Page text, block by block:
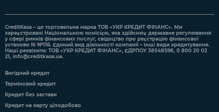
CreditKasa – це торговельна марка ТОВ «УКР КРЕДИТ ФІНАНС». Ми
зареєстровані Національною комісією, яка здійснює державне регулювання
у сфері ринків фінансових послуг, свідоцтво про реєстрацію фінансової
установи ІК №116. Єдиний вид діяльності компанії – інші види кредитування.
Наші реквізити: ТОВ «УКР КРЕДИТ ФІНАНС», ЄДРПОУ 38548598, 0 800 20 02
21, info@creditkasa.ua.
Вигідний кредит
Терміновий кредит
Кредит без застави
Кредит на карту цілодобово